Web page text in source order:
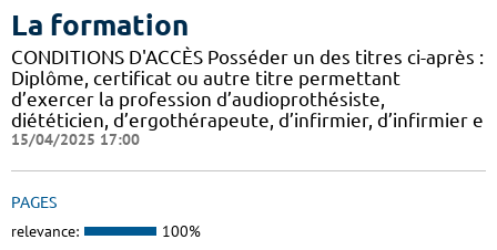
La formation
CONDITIONS D'ACCÈS Posséder un des titres ci-après :
Diplôme, certificat ou autre titre permettant
d’exercer la profession d’audioprothésiste,
diététicien, d’ergothérapeute, d’infirmier, d’infirmier e
15/04/2025 17:00
PAGES
relevance: 100%